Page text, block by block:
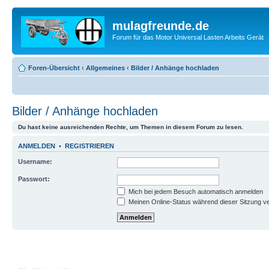
mulagfreunde.de
Forum für das Motor Universal Lasten Arbeits Gerät
Foren-Übersicht ‹ Allgemeines ‹ Bilder / Anhänge hochladen
Bilder / Anhänge hochladen
Du hast keine ausreichenden Rechte, um Themen in diesem Forum zu lesen.
ANMELDEN • REGISTRIEREN
Username:
Passwort:
Mich bei jedem Besuch automatisch anmelden
Meinen Online-Status während dieser Sitzung